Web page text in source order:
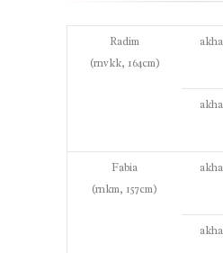
Radim
(rnvkk, 164cm)
Fabia
(rnkm, 157cm)